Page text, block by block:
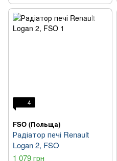
4
FSO (Польща)
Радіатор печі Renault
Logan 2, FSO
1 079 грн